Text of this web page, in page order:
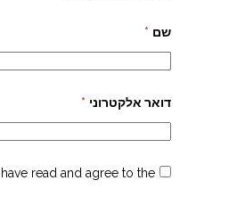
שם *
דואר אלקטרוני *
I have read and agree to the